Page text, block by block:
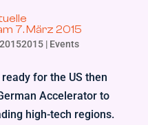
7. März 2015
| Events
for the US then
Accelerator to
high-tech regions.